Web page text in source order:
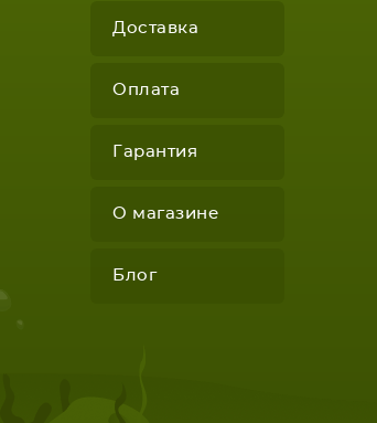
Доставка
Оплата
Гарантия
О магазине
Блог